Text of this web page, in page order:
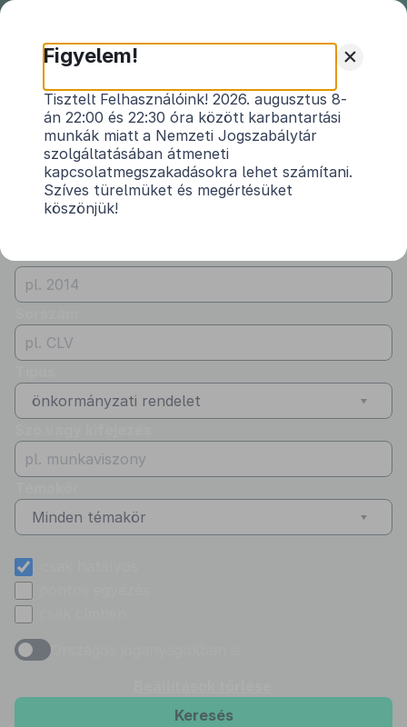
Önkormányzati
rendeletek
Önkormányzati rendeletek
Vármegye
Bács-Kiskun
Kibocsátó
Kiskunfélegyháza Város Önkormányzata
önkormányzati rendelet
Minden témakör
Keresés
+
Figyelem!
Tisztelt Felhasználóink! 2026. augusztus 8-
án 22:00 és 22:30 óra között karbantartási
munkák miatt a Nemzeti Jogszabálytár
szolgáltatásában átmeneti
kapcsolatmegszakadásokra lehet számítani.
Szíves türelmüket és megértésüket
köszönjük!